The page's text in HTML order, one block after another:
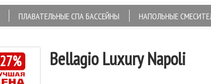
ПЛАВАТЕЛЬНЫЕ СПА БАССЕЙНЫ НАПОЛЬНЫЕ
27% Bellagio Luxury Napoli